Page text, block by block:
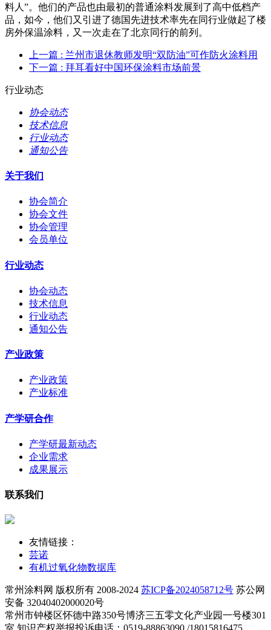
料人”。他们的产品也由最初的普通涂料发展到了高中低档产
品，如今，他们又引进了德国先进技术率先在同行业做起了楼
房外保温涂料，又一次走在了北京同行的前列。
上一篇 : 兰州市退休教师发明“双防油”可作防火涂料用
下一篇 : 拜耳看好中国环保涂料市场前景
行业动态
协会动态
技术信息
行业动态
通知公告
关于我们
协会简介
协会文件
协会管理
会员单位
行业动态
协会动态
技术信息
行业动态
通知公告
产业政策
产业政策
产业标准
产学研合作
产学研最新动态
企业需求
成果展示
联系我们
友情链接：
芸诺
有机过氧化物数据库
常州涂料网 版权所有 2008-2024 苏ICP备2024058712号 苏公网
安备 32040402000020号
常州市钟楼区怀德中路350号博济三五零文化产业园一号楼301